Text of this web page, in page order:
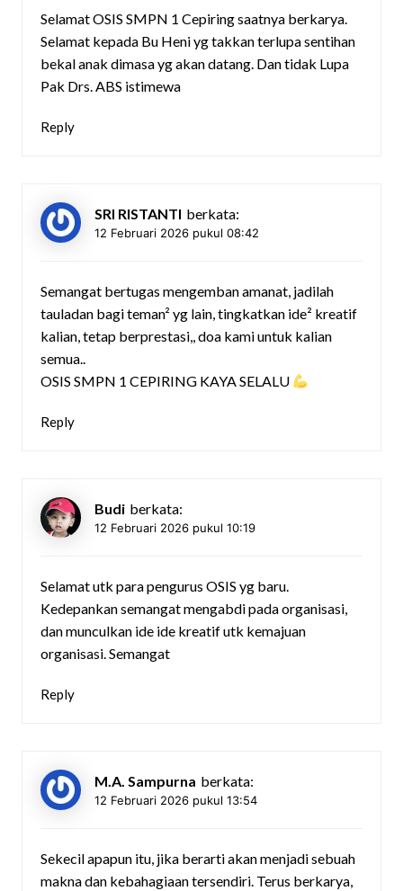
Selamat OSIS SMPN 1 Cepiring saatnya berkarya.
Selamat kepada Bu Heni yg takkan terlupa sentihan
bekal anak dimasa yg akan datang. Dan tidak Lupa
Pak Drs. ABS istimewa
Reply
SRI RISTANTI berkata:
12 Februari 2026 pukul 08:42
Semangat bertugas mengemban amanat, jadilah
tauladan bagi teman² yg lain, tingkatkan ide² kreatif
kalian, tetap berprestasi,, doa kami untuk kalian
semua..
OSIS SMPN 1 CEPIRING KAYA SELALU
Reply
Budi berkata:
12 Februari 2026 pukul 10:19
Selamat utk para pengurus OSIS yg baru.
Kedepankan semangat mengabdi pada organisasi,
dan munculkan ide ide kreatif utk kemajuan
organisasi. Semangat
Reply
M.A. Sampurna berkata:
12 Februari 2026 pukul 13:54
Sekecil apapun itu, jika berarti akan menjadi sebuah
makna dan kebahagiaan tersendiri. Terus berkarya,